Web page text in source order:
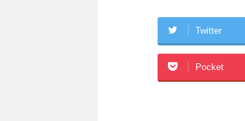
Twitter
Pocket